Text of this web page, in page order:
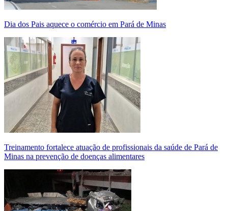
Dia dos Pais aquece o comércio em Pará de Minas
Treinamento fortalece atuação de profissionais da saúde de Pará de
Minas na prevenção de doenças alimentares